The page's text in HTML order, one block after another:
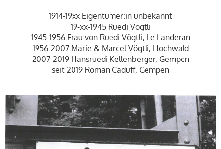
1914-19xx Eigentümer:in unbekannt
19-xx-1945 Ruedi Vögtli
1945-1956 Frau von Ruedi Vögtli, Le Landeran
1956-2007 Marie & Marcel Vögtli, Hochwald
2007-2019 Hansruedi Kellenberger, Gempen
seit 2019 Roman Caduff, Gempen